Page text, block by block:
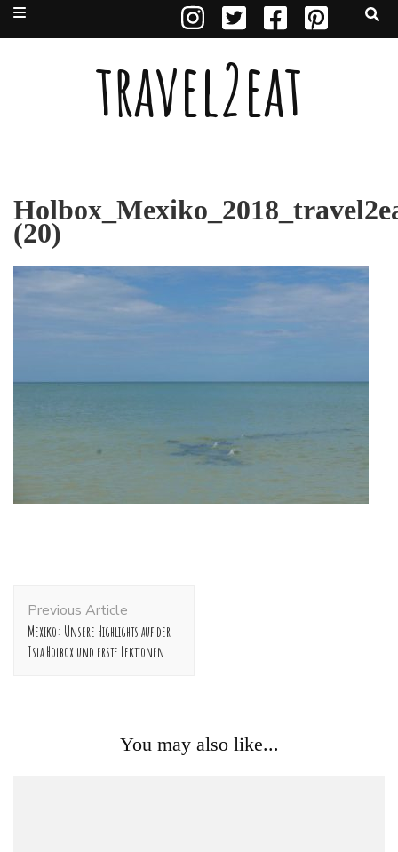
travel2eat
(20)
Navigation
Previous Article
Mexiko: Unsere Highlights auf der
Isla Holbox und erste Lektionen
You may also like...